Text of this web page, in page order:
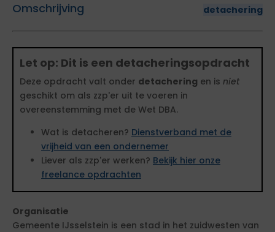
Omschrijving detachering
Let op: Dit is een detacheringsopdracht
Deze opdracht valt onder detachering en is niet
geschikt om als zzp'er uit te voeren in
overeenstemming met de Wet DBA.
Wat is detacheren? Dienstverband met de
vrijheid van een ondernemer
Liever als zzp'er werken? Bekijk hier onze
freelance opdrachten
Organisatie
Gemeente IJsselstein is een stad in het zuidwesten van